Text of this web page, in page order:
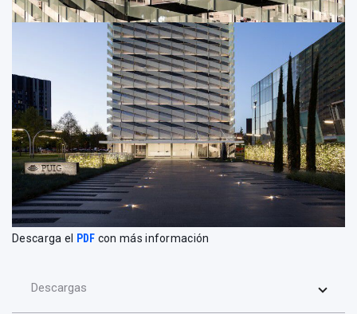
Descarga el PDF con más información
Descargas